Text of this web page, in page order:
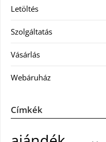
Letöltés
Szolgáltatás
Vásárlás
Webáruház
Címkék